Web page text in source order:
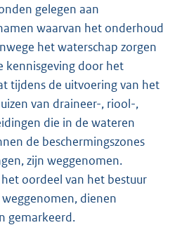
gelegen aan
waarvan het onderhoud
het waterschap zorgen
kennisgeving door het
tijdens de uitvoering van het
van draineer-, riool-,
die in de wateren
de beschermingszones
zijn weggenomen.
oordeel van het bestuur
dienen
gemarkeerd.